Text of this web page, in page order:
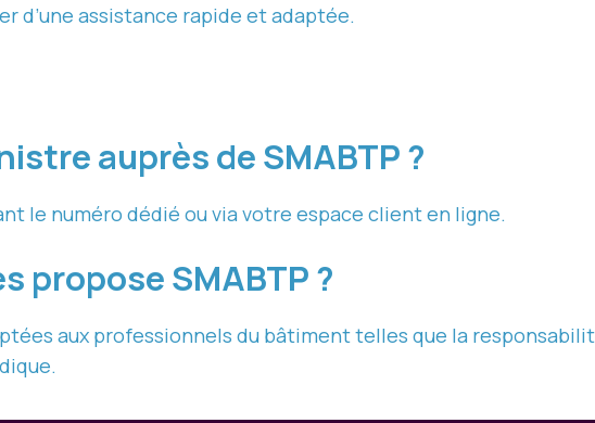
d’une assistance rapide et adaptée.
auprès de SMABTP ?
le numéro dédié ou via votre espace client en ligne.
propose SMABTP ?
aux professionnels du bâtiment telles que la